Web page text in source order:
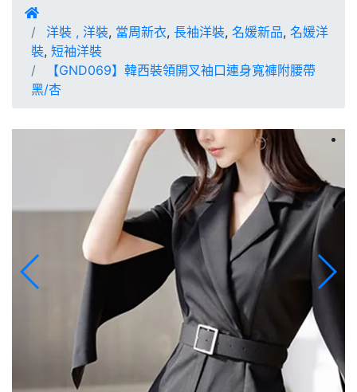
洋裝 , 洋裝, 當周新衣, 長袖洋裝, 名媛新品, 名媛洋
裝, 短袖洋裝
【GND069】韓西裝領開叉袖口連身寬褲附腰帶
黑/杏